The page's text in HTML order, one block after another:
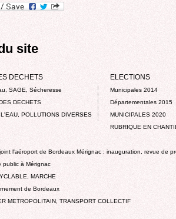
site
DECHETS
SAGE, Sécheresse
DECHETS
POLLUTIONS DIVERSES
ELECTIONS
Municipales 2014
Départementales 2015
MUNICIPALES 2020
RUBRIQUE EN
l'aéroport de Bordeaux Mérignac : inauguration, revue de
public à Mérignac
MARCHE
de Bordeaux
METROPOLITAIN, TRANSPORT COLLECTIF